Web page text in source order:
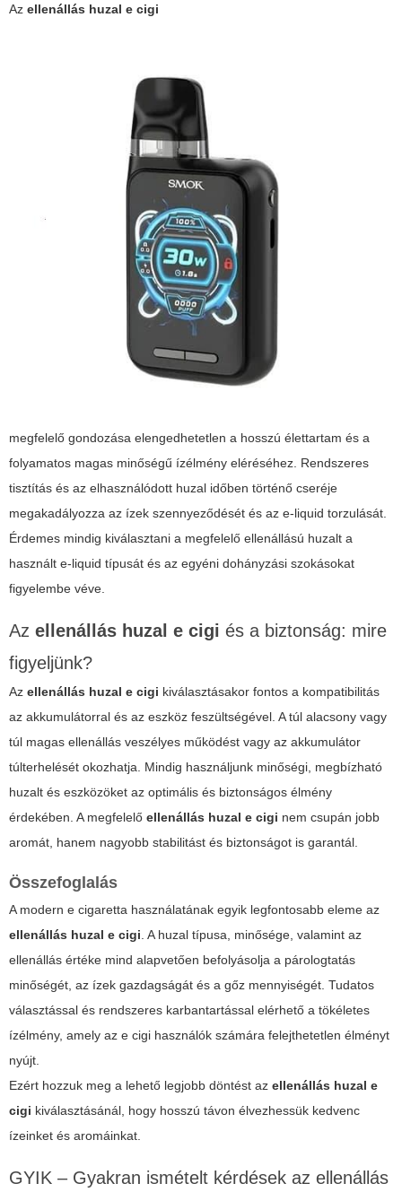
Az ellenállás huzal e cigi
megfelelő gondozása elengedhetetlen a hosszú élettartam és a
folyamatos magas minőségű ízélmény eléréséhez. Rendszeres
tisztítás és az elhasználódott huzal időben történő cseréje
megakadályozza az ízek szennyeződését és az e-liquid torzulását.
Érdemes mindig kiválasztani a megfelelő ellenállású huzalt a
használt e-liquid típusát és az egyéni dohányzási szokásokat
figyelembe véve.
Az ellenállás huzal e cigi és a biztonság: mire
figyeljünk?
Az ellenállás huzal e cigi kiválasztásakor fontos a kompatibilitás
az akkumulátorral és az eszköz feszültségével. A túl alacsony vagy
túl magas ellenállás veszélyes működést vagy az akkumulátor
túlterhelését okozhatja. Mindig használjunk minőségi, megbízható
huzalt és eszközöket az optimális és biztonságos élmény
érdekében. A megfelelő ellenállás huzal e cigi nem csupán jobb
aromát, hanem nagyobb stabilitást és biztonságot is garantál.
Összefoglalás
A modern e cigaretta használatának egyik legfontosabb eleme az
ellenállás huzal e cigi . A huzal típusa, minősége, valamint az
ellenállás értéke mind alapvetően befolyásolja a párologtatás
minőségét, az ízek gazdagságát és a gőz mennyiségét. Tudatos
választással és rendszeres karbantartással elérhető a tökéletes
ízélmény, amely az e cigi használók számára felejthetetlen élményt
nyújt.
Ezért hozzuk meg a lehető legjobb döntést az ellenállás huzal e
cigi kiválasztásánál, hogy hosszú távon élvezhessük kedvenc
ízeinket és aromáinkat.
GYIK – Gyakran ismételt kérdések az ellenállás